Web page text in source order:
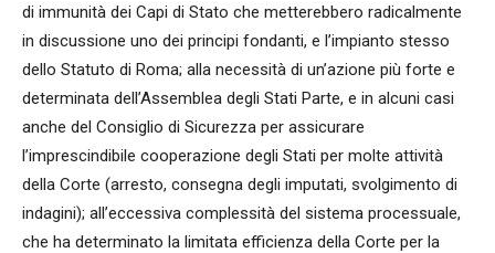
di immunità dei Capi di Stato che metterebbero radicalmente
in discussione uno dei principi fondanti, e l’impianto stesso
dello Statuto di Roma; alla necessità di un’azione più forte e
determinata dell’Assemblea degli Stati Parte, e in alcuni casi
anche del Consiglio di Sicurezza per assicurare
l’imprescindibile cooperazione degli Stati per molte attività
della Corte (arresto, consegna degli imputati, svolgimento di
indagini); all’eccessiva complessità del sistema processuale,
che ha determinato la limitata efficienza della Corte per la